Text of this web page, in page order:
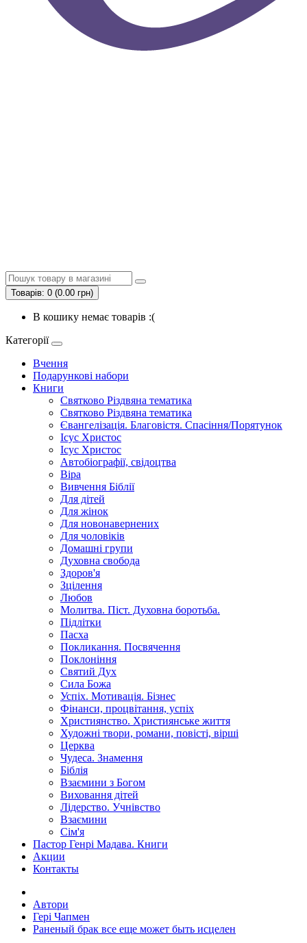
Товарів: 0 (0.00 грн)
В кошику немає товарів :(
Категорії
Вчення
Подарункові набори
Книги
Святково Різдвяна тематика
Святково Різдвяна тематика
Євангелізація. Благовістя. Спасіння/Порятунок
Ісус Христос
Ісус Христос
Автобіографії, свідоцтва
Віра
Вивчення Біблії
Для дітей
Для жінок
Для новонавернених
Для чоловіків
Домашні групи
Духовна свобода
Здоров'я
Зцілення
Любов
Молитва. Піст. Духовна боротьба.
Підлітки
Пасха
Покликання. Посвячення
Поклоніння
Святий Дух
Сила Божа
Успіх. Мотивація. Бізнес
Фінанси, процвітання, успіх
Християнство. Християнське життя
Художні твори, романи, повісті, вірші
Церква
Чудеса. Знамення
Біблія
Взаємини з Богом
Виховання дітей
Лідерство. Учнівство
Взаємини
Сім'я
Пастор Генрі Мадава. Книги
Акции
Контакты
Автори
Гері Чапмен
Раненый брак все еще может быть исцелен